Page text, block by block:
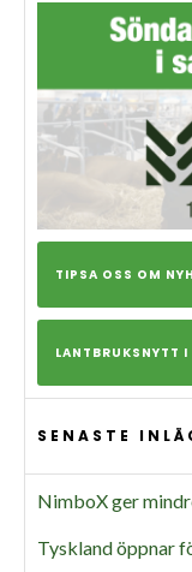
TIPSA OSS OM
LANTBRUKSNYTT I
SENASTE
NimboX ger
Tyskland öppnar